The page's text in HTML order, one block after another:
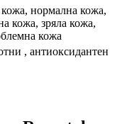
нормална кожа,
кожа, зряла кожа,
кожа
, антиоксидантен